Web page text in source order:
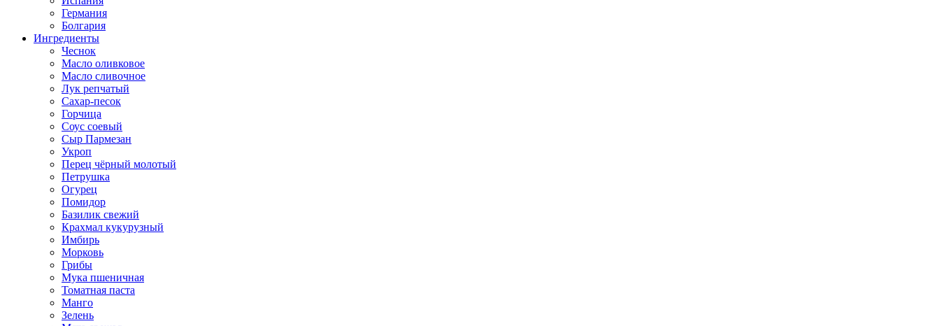
Германия
Болгария
Ингредиенты
Чеснок
Масло оливковое
Масло сливочное
Лук репчатый
Сахар-песок
Горчица
Соус соевый
Сыр Пармезан
Укроп
Перец чёрный молотый
Петрушка
Огурец
Помидор
Базилик свежий
Крахмал кукурузный
Имбирь
Морковь
Грибы
Мука пшеничная
Томатная паста
Манго
Зелень